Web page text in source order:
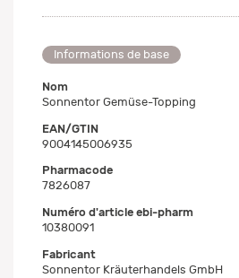
Informations de base
Nom
Sonnentor Gemüse-Topping
EAN/GTIN
9004145006935
Pharmacode
7826087
Numéro d'article ebi-pharm
10380091
Fabricant
Sonnentor Kräuterhandels GmbH